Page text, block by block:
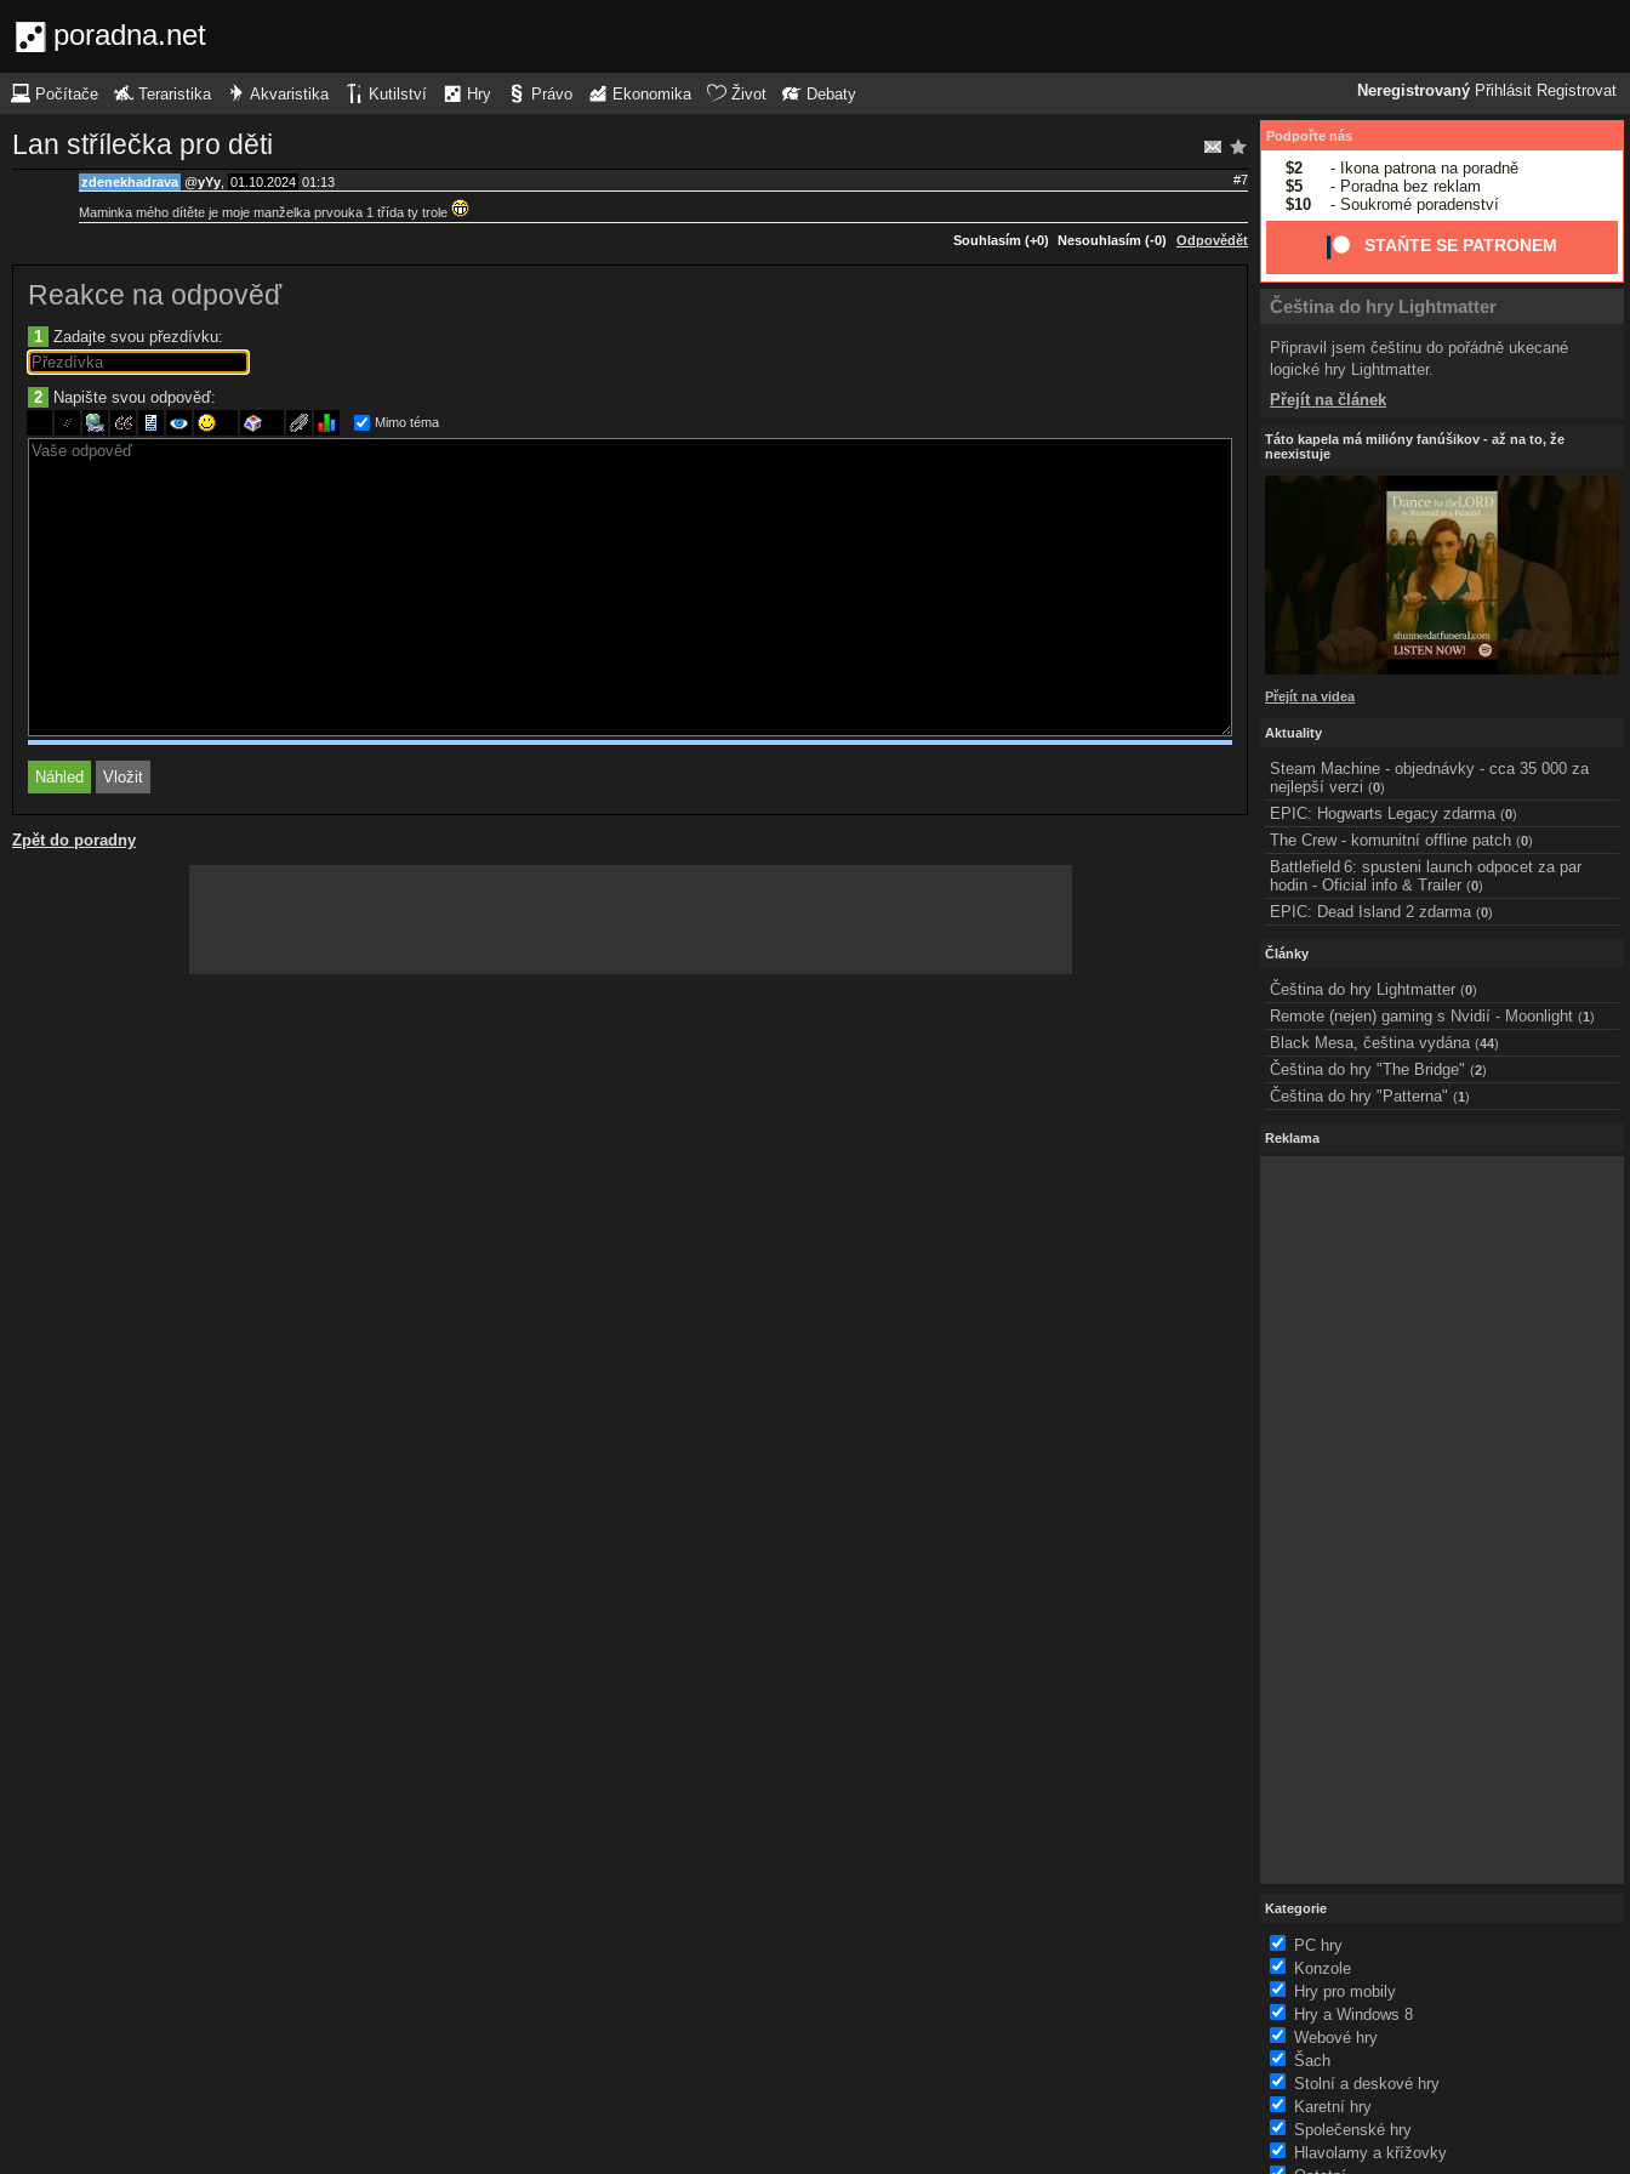
poradna.net
Neregistrovaný Přihlásit Registrovat
Počítače Teraristika Akvaristika Kutilství Hry Právo Ekonomika Život Debaty
Lan střílečka pro děti
zdenekhadrava @yYy 01.10.2024 01:13 #7
Maminka mého dítěte je moje manželka prvouka 1 třída ty trole
Souhlasím (+0)
Nesouhlasím (-0) Odpovědět
Reakce na odpověď
1 Zadajte svou přezdívku:
2 Napište svou odpověď:
Mimo téma
Zpět do poradny
Podpořte nás
$2
- Ikona patrona na poradně
$5
- Poradna bez reklam
$10
- Soukromé poradenství
STAŇTE SE PATRONEM
Čeština do hry Lightmatter
Připravil jsem češtinu do pořádně ukecané
logické hry Lightmatter.
Přejít na článek
Táto kapela má milióny fanúšikov - až na to, že
neexistuje
Přejít na videa
Aktuality
Steam Machine - objednávky - cca 35 000 za
nejlepší verzi (0)
EPIC: Hogwarts Legacy zdarma (0)
The Crew - komunitní offline patch (0)
Battlefield 6: spusteni launch odpocet za par
hodin - Oficial info & Trailer (0)
EPIC: Dead Island 2 zdarma (0)
Články
Čeština do hry Lightmatter (0)
Remote (nejen) gaming s Nvidií - Moonlight (1)
Black Mesa, čeština vydána (44)
Čeština do hry "The Bridge" (2)
Čeština do hry "Patterna" (1)
Reklama
Kategorie
PC hry
Konzole
Hry pro mobily
Hry a Windows 8
Webové hry
Šach
Stolní a deskové hry
Karetní hry
Společenské hry
Hlavolamy a křížovky